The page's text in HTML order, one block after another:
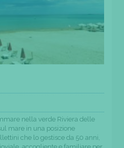
nella verde Riviera delle
mare in una posizione
che lo gestisce da 50 anni,